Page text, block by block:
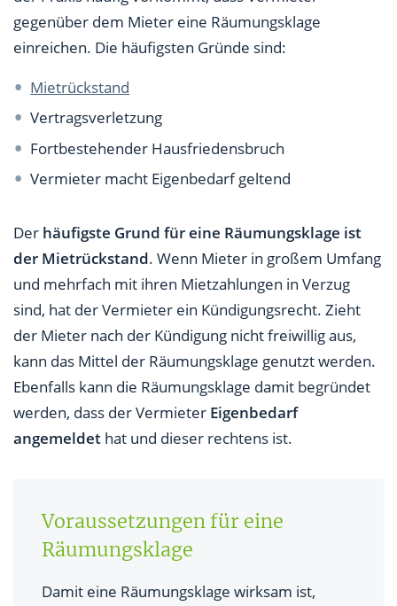
gegenüber dem Mieter eine Räumungsklage
einreichen. Die häufigsten Gründe sind:
Mietrückstand
Vertragsverletzung
Fortbestehender Hausfriedensbruch
Vermieter macht Eigenbedarf geltend
Der häufigste Grund für eine Räumungsklage ist
der Mietrückstand. Wenn Mieter in großem Umfang
und mehrfach mit ihren Mietzahlungen in Verzug
sind, hat der Vermieter ein Kündigungsrecht. Zieht
der Mieter nach der Kündigung nicht freiwillig aus,
kann das Mittel der Räumungsklage genutzt werden.
Ebenfalls kann die Räumungsklage damit begründet
werden, dass der Vermieter Eigenbedarf
angemeldet hat und dieser rechtens ist.
Voraussetzungen für eine
Räumungsklage
Damit eine Räumungsklage wirksam ist,